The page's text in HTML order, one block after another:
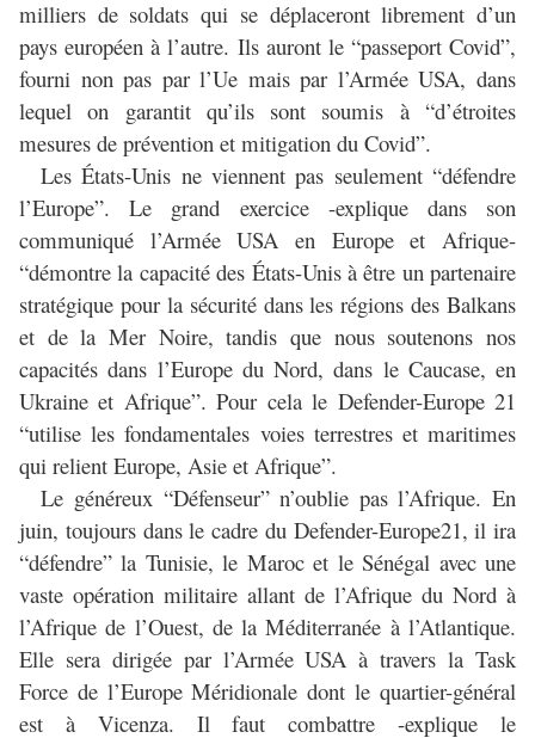
milliers de soldats qui se déplaceront librement d’un
pays européen à l’autre. Ils auront le “passeport Covid”,
fourni non pas par l’Ue mais par l’Armée USA, dans
lequel on garantit qu’ils sont soumis à “d’étroites
mesures de prévention et mitigation du Covid”.
Les États-Unis ne viennent pas seulement “défendre
l’Europe”. Le grand exercice -explique dans son
communiqué l’Armée USA en Europe et Afrique-
“démontre la capacité des États-Unis à être un partenaire
stratégique pour la sécurité dans les régions des Balkans
et de la Mer Noire, tandis que nous soutenons nos
capacités dans l’Europe du Nord, dans le Caucase, en
Ukraine et Afrique”. Pour cela le Defender-Europe 21
“utilise les fondamentales voies terrestres et maritimes
qui relient Europe, Asie et Afrique”.
Le généreux “Défenseur” n’oublie pas l’Afrique. En
juin, toujours dans le cadre du Defender-Europe21, il ira
“défendre” la Tunisie, le Maroc et le Sénégal avec une
vaste opération militaire allant de l’Afrique du Nord à
l’Afrique de l’Ouest, de la Méditerranée à l’Atlantique.
Elle sera dirigée par l’Armée USA à travers la Task
Force de l’Europe Méridionale dont le quartier-général
est à Vicenza. Il faut combattre -explique le